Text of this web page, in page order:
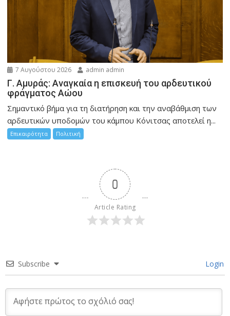
7 Αυγούστου 2026 admin admin
Γ. Αμυράς: Αναγκαία η επισκευή του αρδευτικού
φράγματος Αώου
Σημαντικό βήμα για τη διατήρηση και την αναβάθμιση των
αρδευτικών υποδομών του κάμπου Κόνιτσας αποτελεί η...
Επικαιρότητα Πολιτική
0
Article Rating
Subscribe Login